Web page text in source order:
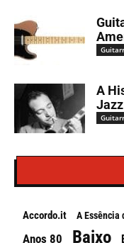
A
Accordo.it A Essência
Anos 80 Baixo